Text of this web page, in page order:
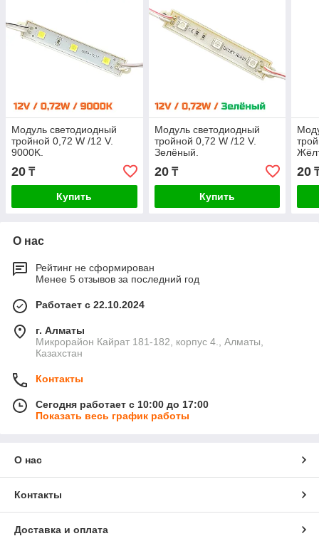
Модуль светодиодный
тройной 0,72 W /12 V.
9000K.
20 ₸
Купить
Модуль светодиодный
тройной 0,72 W /12 V.
Зелёный.
20₸
Купить
20
О нас
Рейтинг не сформирован
Менее 5 отзывов за последний год
Работает с 22.10.2024
г. Алматы
Микрорайон Кайрат 181-182, корпус 4., Алматы,
Казахстан
Контакты
Сегодня работает с 10:00 до 17:00
Показать весь график работы
О нас
Контакты
Доставка и оплата